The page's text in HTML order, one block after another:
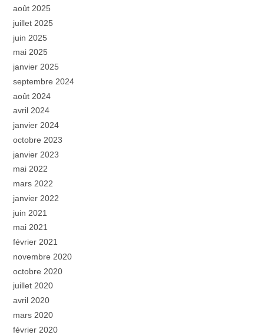
août 2025
juillet 2025
juin 2025
mai 2025
janvier 2025
septembre 2024
août 2024
avril 2024
janvier 2024
octobre 2023
janvier 2023
mai 2022
mars 2022
janvier 2022
juin 2021
mai 2021
février 2021
novembre 2020
octobre 2020
juillet 2020
avril 2020
mars 2020
février 2020